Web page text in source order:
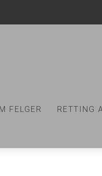
FELGER RETTING